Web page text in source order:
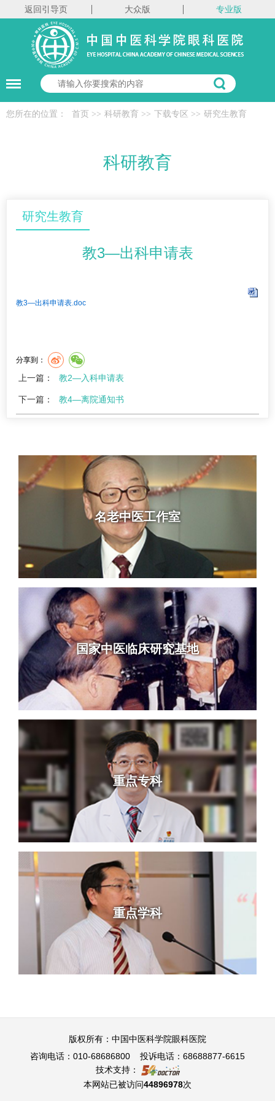
返回引导页 大众版 专业版
您所在的位置： 首页 >> 科研教育 >> 下载专区 >> 研究生教育
科研教育
研究生教育
教3—出科申请表
教3—出科申请表.doc
分享到：
上一篇： 教2—入科申请表
下一篇： 教4—离院通知书
名老中医工作室
国家中医临床研究基地
重点专科
重点学科
版权所有：中国中医科学院眼科医院
咨询电话：010-68686800 投诉电话：68688877-6615
技术支持：
本网站已被访问44896978次